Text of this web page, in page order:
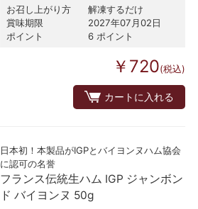
お召し上がり方
解凍するだけ
賞味期限
2027年07月02日
ポイント
6 ポイント
￥720(税込)
カートに入れる
日本初！本製品がIGPとバイヨンヌハム協会
に認可の名誉
フランス伝統生ハム IGP ジャンボン
ド バイヨンヌ 50g